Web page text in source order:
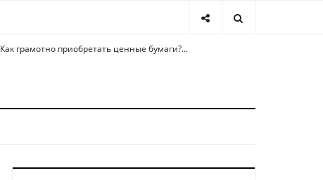
Как грамотно приобретать ценные бумаги?...